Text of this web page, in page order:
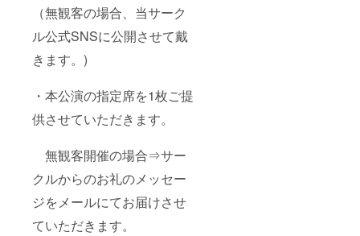
（無観客の場合、当サーク
ル公式SNSに公開させて戴
きます。)
・本公演の指定席を1枚ご提
供させていただきます。
無観客開催の場合⇒サー
クルからのお礼のメッセー
ジをメールにてお届けさせ
ていただきます。